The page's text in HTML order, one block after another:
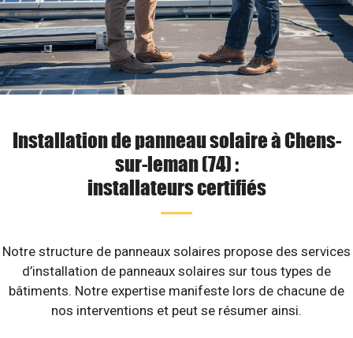
Installation de panneau solaire à Chens-
sur-leman (74) :
installateurs certifiés
Notre structure de panneaux solaires propose des services
d’installation de panneaux solaires sur tous types de
bâtiments. Notre expertise manifeste lors de chacune de
nos interventions et peut se résumer ainsi.